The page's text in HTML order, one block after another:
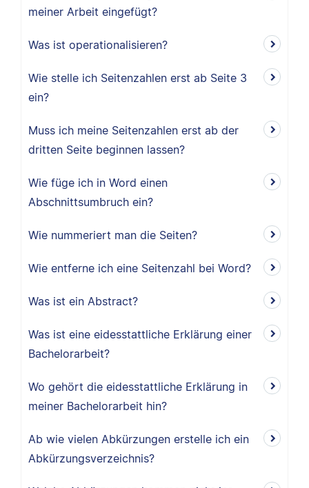
meiner Arbeit eingefügt?
Was ist operationalisieren?
Wie stelle ich Seitenzahlen erst ab Seite 3
ein?
Muss ich meine Seitenzahlen erst ab der
dritten Seite beginnen lassen?
Wie füge ich in Word einen
Abschnittsumbruch ein?
Wie nummeriert man die Seiten?
Wie entferne ich eine Seitenzahl bei Word?
Was ist ein Abstract?
Was ist eine eidesstattliche Erklärung einer
Bachelorarbeit?
Wo gehört die eidesstattliche Erklärung in
meiner Bachelorarbeit hin?
Ab wie vielen Abkürzungen erstelle ich ein
Abkürzungsverzeichnis?